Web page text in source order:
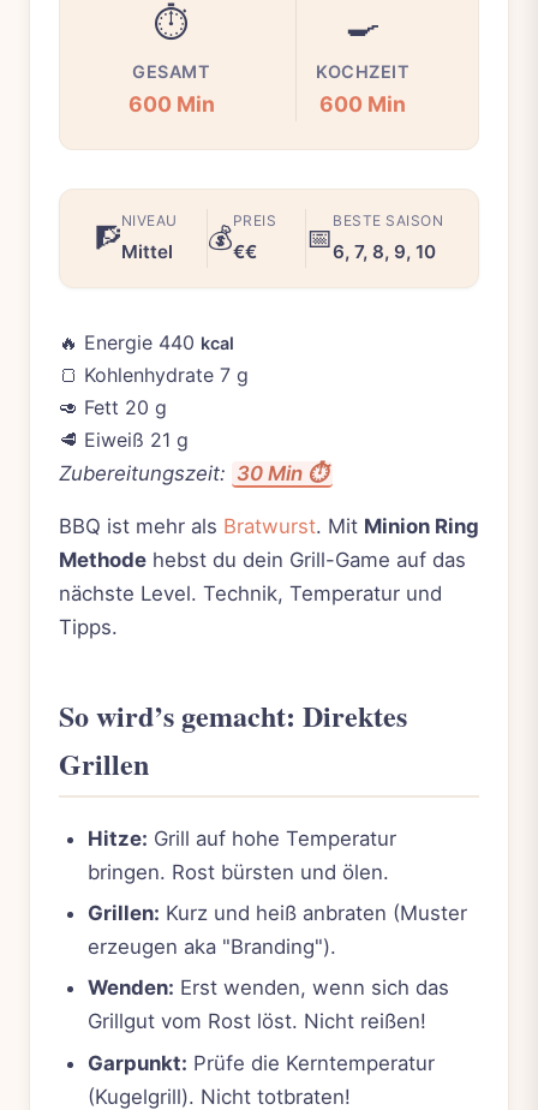
⏱️
GESAMT
600 Min
🍳
KOCHZEIT
600 Min
🧗
NIVEAU
Mittel 💰
PREIS
€€ 📅
BESTE SAISON
6, 7, 8, 9, 10
🔥 Energie 440 kcal
🍞 Kohlenhydrate 7 g
🥑 Fett 20 g
🥩 Eiweiß 21 g
Zubereitungszeit: 30 Min ⏱️
BBQ ist mehr als Bratwurst. Mit Minion Ring
Methode hebst du dein Grill-Game auf das
nächste Level. Technik, Temperatur und
Tipps.
So wird’s gemacht: Direktes
Grillen
Hitze: Grill auf hohe Temperatur
bringen. Rost bürsten und ölen.
Grillen: Kurz und heiß anbraten (Muster
erzeugen aka "Branding").
Wenden: Erst wenden, wenn sich das
Grillgut vom Rost löst. Nicht reißen!
Garpunkt: Prüfe die Kerntemperatur
(Kugelgrill). Nicht totbraten!